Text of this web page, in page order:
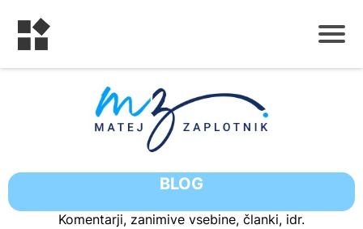
BLOG
Komentarji, zanimive vsebine, članki, idr.